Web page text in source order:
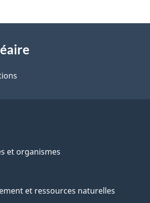
et organismes
et ressources naturelles